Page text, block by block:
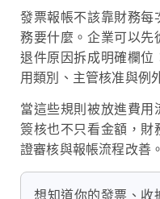
發票報帳不該靠財務每
務要什麼。企業可以先
退件原因拆成明確欄位
用類別、主管核准與例
當這些規則被放進費
簽核也不只看金額，財
證審核與報帳流程改善。
想知道你的發票、收